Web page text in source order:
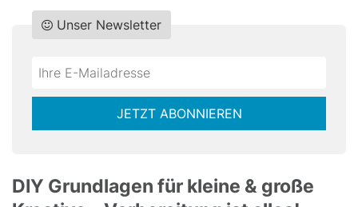
Do
Unser Newsletter
*Ihre
JETZT ABONNIEREN
DIY Grundlagen für kleine & große